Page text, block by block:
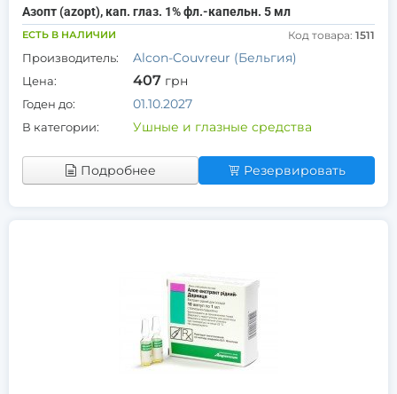
Азопт (azopt), кап. глаз. 1% фл.-капельн. 5 мл
ЕСТЬ В НАЛИЧИИ Код товара: 1511
Производитель: Alcon-Couvreur (Бельгия)
Цена: 407 грн
Годен до: 01.10.2027
В категории: Ушные и глазные средства
Подробнее Резервировать